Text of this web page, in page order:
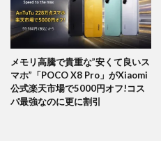
メモリ高騰で貴重な”安くて良いス
マホ”「POCO X8 Pro」がXiaomi
公式楽天市場で5000円オフ!コス
パ最強なのに更に割引